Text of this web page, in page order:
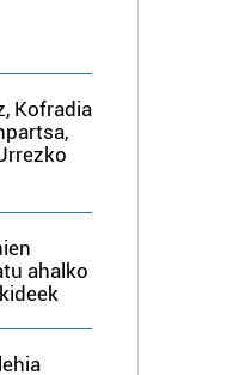
Kofradia
ahalko